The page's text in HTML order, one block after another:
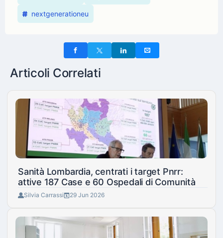
nextgenerationeu
Articoli Correlati
Sanità Lombardia, centrati i target Pnrr:
attive 187 Case e 60 Ospedali di Comunità
Silvia Carrassi 29 Jun 2026